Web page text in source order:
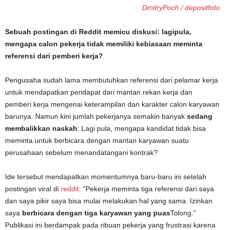
DmitryPoch / depositfoto
Sebuah postingan di Reddit memicu diskusi: lagipula,
mengapa calon pekerja tidak memiliki kebiasaan meminta
referensi dari pemberi kerja?
Pengusaha sudah lama membutuhkan referensi dari pelamar kerja
untuk mendapatkan pendapat dari mantan rekan kerja dan
pemberi kerja mengenai keterampilan dan karakter calon karyawan
barunya. Namun kini jumlah pekerjanya semakin banyak sedang
membalikkan naskah: Lagi pula, mengapa kandidat tidak bisa
meminta untuk berbicara dengan mantan karyawan suatu
perusahaan sebelum menandatangani kontrak?
Ide tersebut mendapatkan momentumnya baru-baru ini setelah
postingan viral di reddit: “Pekerja meminta tiga referensi dari saya
dan saya pikir saya bisa mulai melakukan hal yang sama. Izinkan
saya berbicara dengan tiga karyawan yang puasTolong.”
Publikasi ini berdampak pada ribuan pekerja yang frustrasi karena